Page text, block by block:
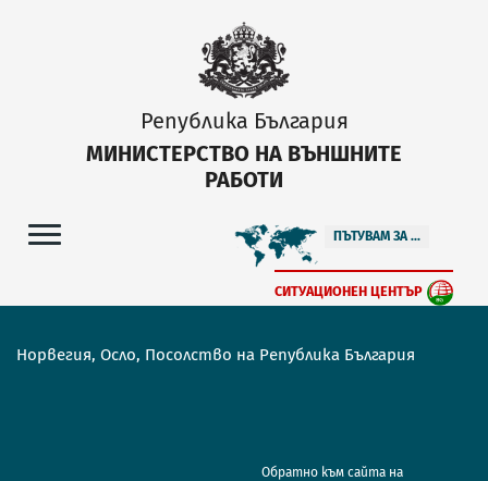
Република България
МИНИСТЕРСТВО НА ВЪНШНИТЕ
РАБОТИ
ПЪТУВАМ ЗА ...
СИТУАЦИОНЕН ЦЕНТЪР
Норвегия, Осло, Посолство на Република България
Обратно към сайта на